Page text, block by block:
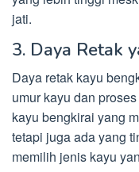
jati.
3. Daya Retak
Daya retak kayu
umur kayu dan
kayu bengkirai yang
tetapi juga ada yang
memilih jenis kayu